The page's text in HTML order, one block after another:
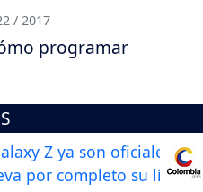
/ 2017
programar